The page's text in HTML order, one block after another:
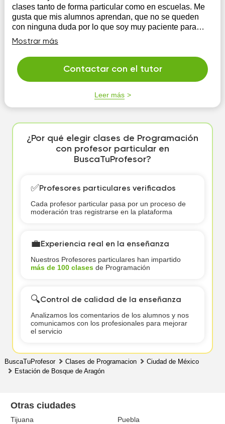
clases tanto de forma particular como en escuelas. Me
gusta que mis alumnos aprendan, que no se queden
con ninguna duda por lo que soy muy paciente para
explicar las veces que sea necesario.
Mostrar más
Contactar con el tutor
Leer más
¿Por qué elegir clases de Programación
con profesor particular en
BuscaTuProfesor?
✅Profesores particulares verificados
Cada profesor particular pasa por un proceso de
moderación tras registrarse en la plataforma
💼Experiencia real en la enseñanza
Nuestros Profesores particulares han impartido
más de 100 clasesde Programación
🔍Control de calidad de la enseñanza
Analizamos los comentarios de los alumnos y nos
comunicamos con los profesionales para mejorar
el servicio
BuscaTuProfesor Clases de Programacion
Ciudad de México
Estación de Bosque de Aragón
Otras ciudades
Tijuana
Puebla